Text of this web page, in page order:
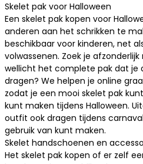
Skelet pak voor Halloween
Een skelet pak kopen voor
anderen aan het schrikken te
beschikbaar voor kinderen, net
volwassenen. Zoek je
wellicht het complete pak dat je
dragen? We helpen je online
zodat je een mooi skelet pak
kunt maken tijdens Halloween.
outfit ook dragen tijdens
gebruik van kunt maken.
Skelet handschoenen en
Het skelet pak kopen of er zelf